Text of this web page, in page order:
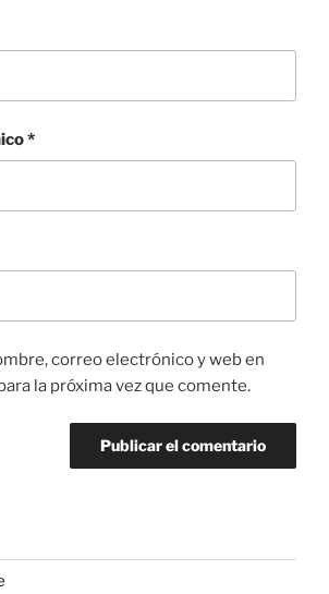
*
correo electrónico y web en
la próxima vez que comente.